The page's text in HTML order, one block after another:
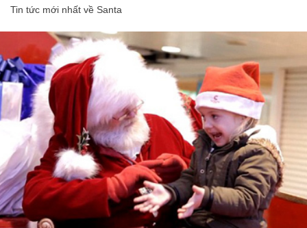
Tin tức mới nhất về Santa